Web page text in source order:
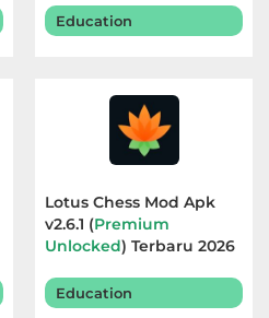
Education
Lotus Chess Mod Apk
v2.6.1 (Premium
Unlocked) Terbaru 2026
Education